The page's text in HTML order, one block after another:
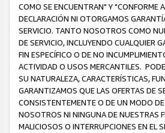
COMO SE ENCUENTRAN" Y "CONFORME
DECLARACIÓN NI OTORGAMOS
SERVICIO. TANTO NOSOTROS COMO
DE SERVICIO, INCLUYENDO CUALQUIER
FIN ESPECÍFICO O DE NO
ACTIVIDAD O USOS MERCANTILES.
SU NATURALEZA, CARACTERÍSTICAS,
GARANTIZAMOS QUE LAS OFERTAS DE
CONSISTENTEMENTE O DE UN MODO
NOSOTROS NI NINGUNA DE NUESTRAS
MALICIOSOS O INTERRUPCIONES EN EL